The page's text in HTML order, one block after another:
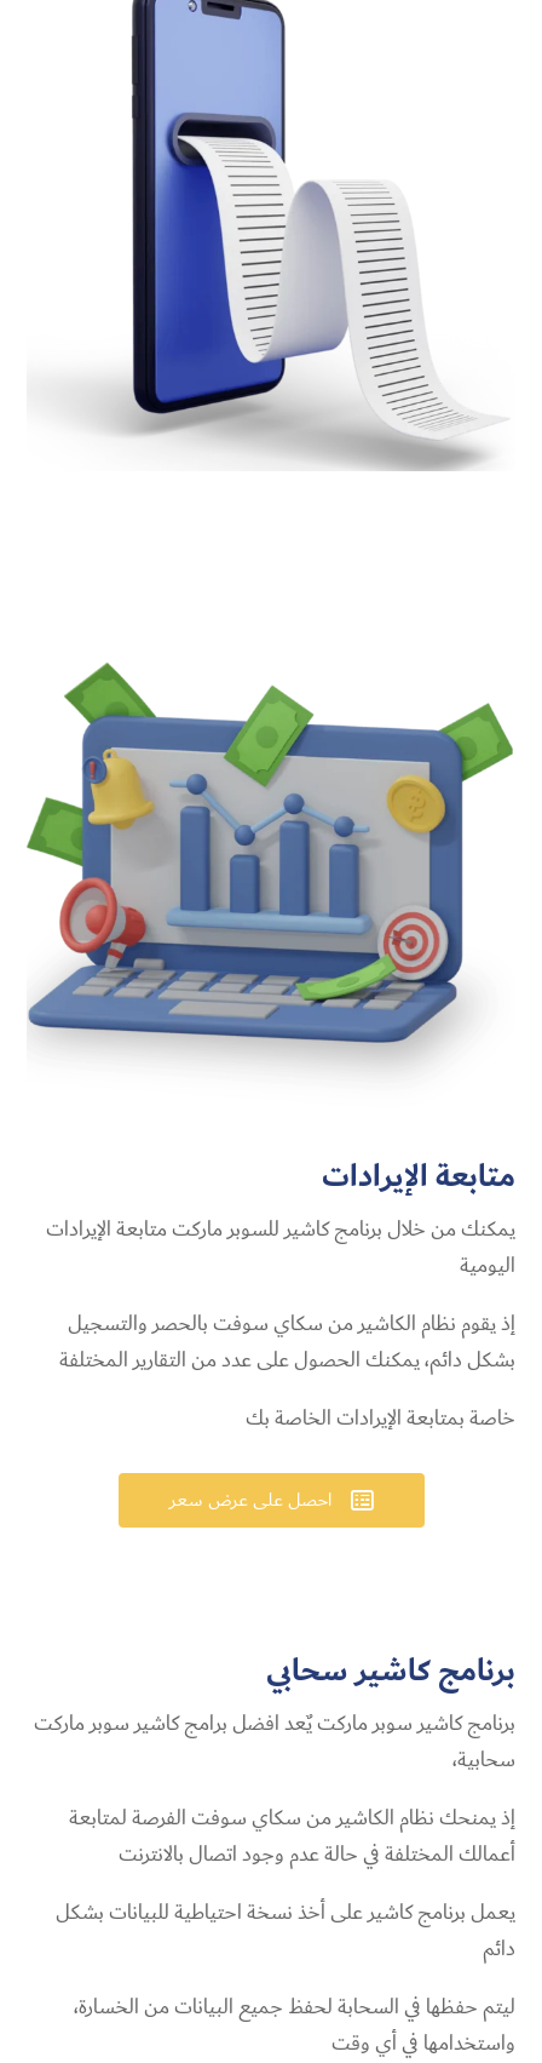
متابعةالإيرادات
يمكنك من خلال برنامج كاشير للسوبر ماركت متابعة الإيرادات
اليومية
إذ يقوم نظام الكاشير من سكاي سوفت بالحصر والتسجيل
بشكل دائم، يمكنك الحصول على عدد من التقارير المختلفة
خاصة بمتابعة الإيرادات الخاصة بك
 احصل على عرض سعر
برنامج كاشيرسحابي
برنامج كاشير سوبر ماركت يٌعد افضل برامج كاشير سوبر ماركت
سحابية،
إذ يمنحك نظام الكاشير من سكاي سوفت الفرصة لمتابعة
أعمالك المختلفة في حالة عدم وجود اتصال بالانترنت
يعمل برنامج كاشير على أخذ نسخة احتياطية للبيانات بشكل
دائم
ليتم حفظها في السحابة لحفظ جميع البيانات من الخسارة،
واستخدامها في أي وقت